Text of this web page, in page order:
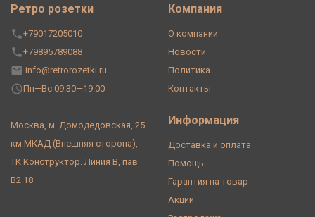
Ретро розетки
+79017205010
+79895789088
info@retrorozetki.ru
Пн—Вс 09:30—19:00
Москва, м. Домодедовская, 25
км МКАД (Внешняя сторона),
ТК Конструктор. Линия В, пав
В2.18
Компания
О компании
Новости
Политика
Контакты
Информация
Доставка и оплата
Помощь
Гарантия на товар
Акции